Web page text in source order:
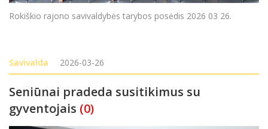
Rokiškio rajono savivaldybės tarybos posėdis 2026 03 26.
Savivalda 2026-03-26
Seniūnai pradeda susitikimus su
gyventojais (0)